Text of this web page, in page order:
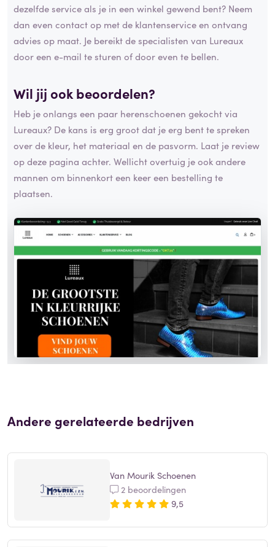
dezelfde service als je in een winkel gewend bent? Neem
dan even contact op met de klantenservice en ontvang
advies op maat. Je bereikt de specialisten van Lureaux
door een e-mail te sturen of door even te bellen.
Wil jij ook beoordelen?
Heb je onlangs een paar herenschoenen gekocht via
Lureaux? De kans is erg groot dat je erg bent te spreken
over de kleur, het materiaal en de pasvorm. Laat je review
op deze pagina achter. Wellicht overtuig je ook andere
mannen om binnenkort een keer een bestelling te
plaatsen.
Andere gerelateerde bedrijven
Van Mourik Schoenen
2 beoordelingen
9,5